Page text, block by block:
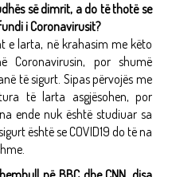
së dimrit, a do të thotë se
i Coronavirusit?
e larta, në krahasim me këto
Coronavirusin, por shumë
të sigurt. Sipas përvojës me
të larta asgjësohen, por
ende nuk është studiuar sa
është se COVID19 do të na